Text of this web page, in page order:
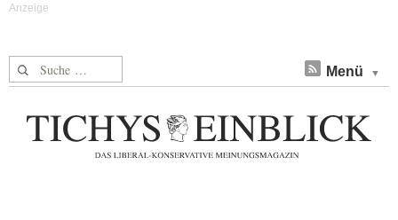
Suche nach: Menü